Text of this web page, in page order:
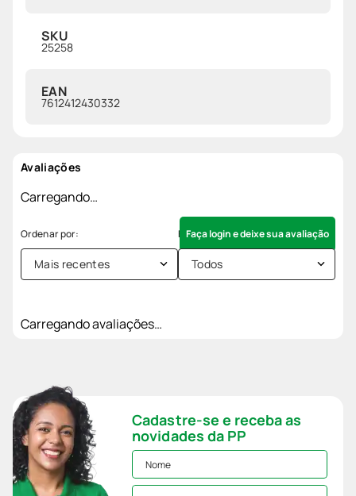
SKU
25258
EAN
7612412430332
Avaliações
Carregando…
Faça login e deixe sua avaliação
Mais recentes Todos
Carregando avaliações…
Cadastre-se e receba as
novidades da PP